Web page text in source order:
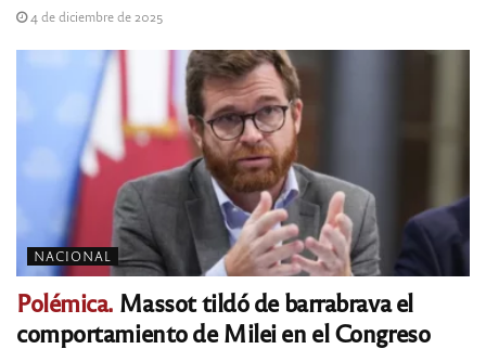
4 de diciembre de 2025
NACIONAL
Polémica. Massot tildó de barrabrava el
comportamiento de Milei en el Congreso